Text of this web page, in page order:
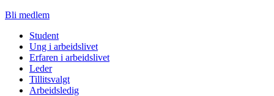
Bli medlem
Student
Ung i arbeidslivet
Erfaren i arbeidslivet
Leder
Tillitsvalgt
Arbeidsledig